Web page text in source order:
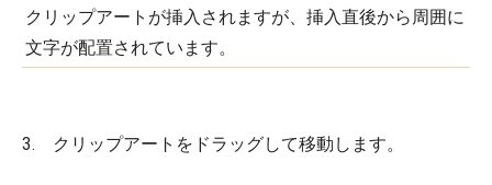
クリップアートが挿入されますが、挿入直後から周囲に
文字が配置されています。
3. クリップアートをドラッグして移動します。